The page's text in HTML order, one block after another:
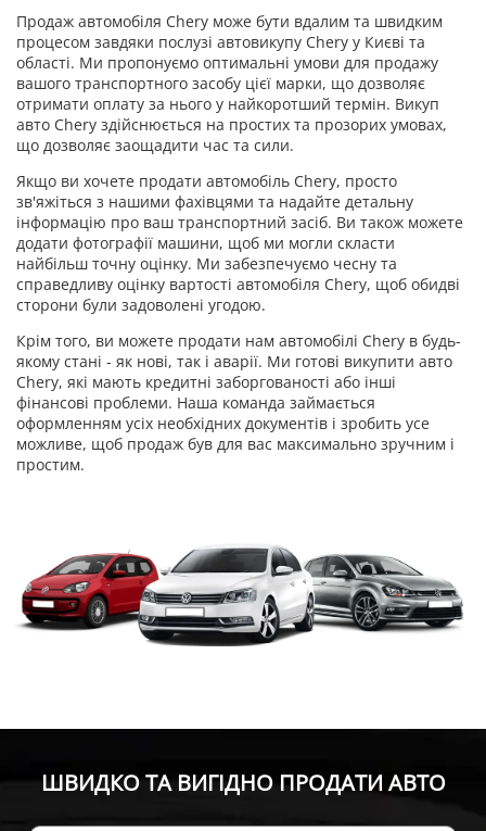
Продаж автомобіля Chery може бути вдалим та швидким
процесом завдяки послузі автовикупу Chery у Києві та
області. Ми пропонуємо оптимальні умови для продажу
вашого транспортного засобу цієї марки, що дозволяє
отримати оплату за нього у найкоротший термін. Викуп
авто Chery здійснюється на простих та прозорих умовах,
що дозволяє заощадити час та сили.
Якщо ви хочете продати автомобіль Chery, просто
зв'яжіться з нашими фахівцями та надайте детальну
інформацію про ваш транспортний засіб. Ви також можете
додати фотографії машини, щоб ми могли скласти
найбільш точну оцінку. Ми забезпечуємо чесну та
справедливу оцінку вартості автомобіля Chery, щоб обидві
сторони були задоволені угодою.
Крім того, ви можете продати нам автомобілі Chery в будь-
якому стані - як нові, так і аварії. Ми готові викупити авто
Chery, які мають кредитні заборгованості або інші
фінансові проблеми. Наша команда займається
оформленням усіх необхідних документів і зробить усе
можливе, щоб продаж був для вас максимально зручним і
простим.
ШВИДКО ТА ВИГІДНО ПРОДАТИ АВТО